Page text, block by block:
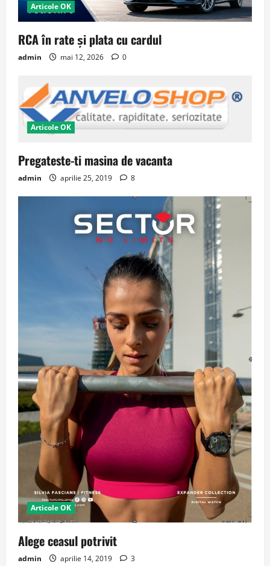
Articole OK
RCA în rate și plata cu cardul
admin mai 12, 2026 0
Articole OK
Pregateste-ti masina de vacanta
admin aprilie 25, 2019 8
Articole OK
Alege ceasul potrivit
admin aprilie 14, 2019 3